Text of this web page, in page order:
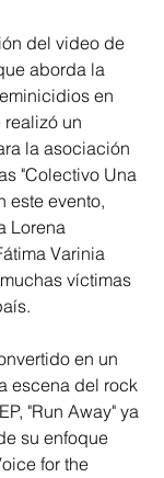
del video de
aborda la
en
realizó un
la asociación
"Colectivo Una
este evento,
Lorena
Varinia
víctimas
en un
escena del rock
"Run Away" ya
su enfoque
for the